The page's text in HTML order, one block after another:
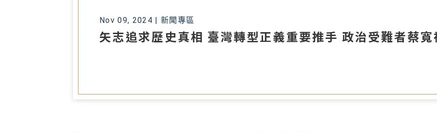
Nov 09, 2024 | 新聞專區
矢志追求歷史真相 臺灣轉型正義重要推手 政治受難者蔡